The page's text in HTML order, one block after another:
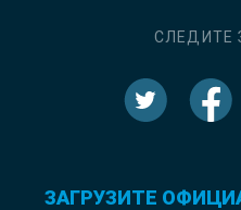
СЛЕДИТЕ
ЗАГРУЗИТЕ